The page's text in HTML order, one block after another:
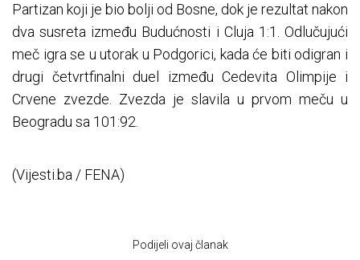
Partizan koji je bio bolji od Bosne, dok je rezultat nakon
dva susreta između Budućnosti i Cluja 1:1. Odlučujući
meč igra se u utorak u Podgorici, kada će biti odigran i
drugi četvrtfinalni duel između Cedevita Olimpije i
Crvene zvezde. Zvezda je slavila u prvom meču u
Beogradu sa 101:92.
(Vijesti.ba / FENA)
Podijeli ovaj članak